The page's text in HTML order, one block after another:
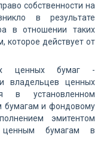
собственности на
в результате
в отношении таких
которое действует от
ценных бумаг -
владельцев ценных
в установленном
бумагам и фондовому
эмитентом
ценным бумагам в